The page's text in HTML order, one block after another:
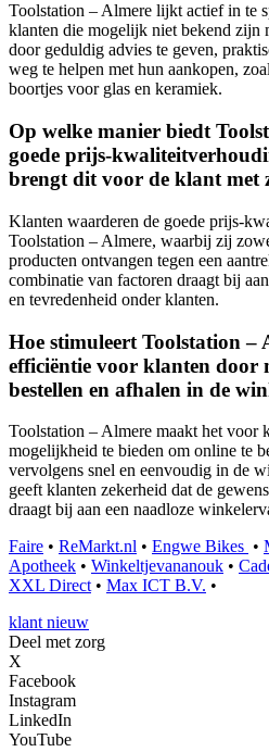
Toolstation – Almere lijkt actief in te
klanten die mogelijk niet bekend zijn
door geduldig advies te geven,
weg te helpen met hun aankopen,
boortjes voor glas en keramiek.
Op welke manier biedt
goede prijs-
brengt dit voor de klant met
Klanten waarderen de goede prijs-
Toolstation – Almere, waarbij zij
producten ontvangen tegen een
combinatie van factoren draagt bij
en tevredenheid onder klanten.
Hoe stimuleert Toolstation –
efficiëntie voor klanten door
bestellen en afhalen in de
Toolstation – Almere maakt het voor
mogelijkheid te bieden om online te
vervolgens snel en eenvoudig in de
geeft klanten zekerheid dat de
draagt bij aan een naadloze
Faire • ReMarkt.nl • Engwe Bikes •
Apotheek • Winkeltjevananouk •
XXL Direct • Max ICT B.V. •
klant nieuw
Deel met zorg
X
Facebook
Instagram
LinkedIn
YouTube